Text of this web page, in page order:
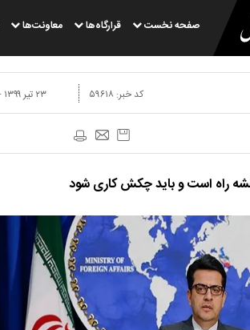
صفحه نخست قرارگاه‌ها معاونت‌ها
۲۳ تير ۱۳۹۹ - ۱۷:۱۳ کد خبر: ۵۹۶۱۸
راه است و باید چکش کاری شود